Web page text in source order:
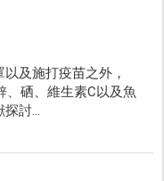
及施打疫苗之外，
、硒、維生素C以及魚
討...